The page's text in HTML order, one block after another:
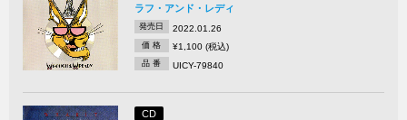
ラフ・アンド・レディ
発売日 2022.01.26
価 格 ¥1,100 (税込)
品 番 UICY-79840
CD